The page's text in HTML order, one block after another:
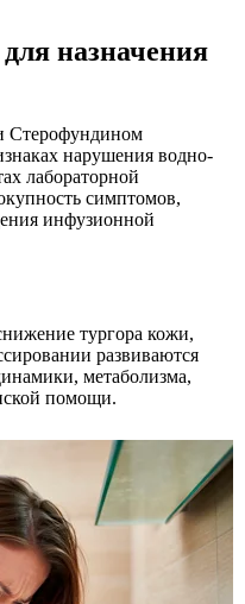
назначения
Стерофундином
нарушения водно-
лабораторной
симптомов,
инфузионной
тургора кожи,
развиваются
метаболизма,
помощи.